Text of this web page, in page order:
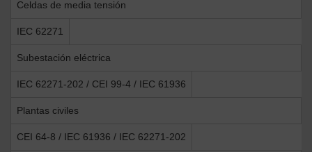
Celdas de media tensión
IEC 62271
Subestación eléctrica
IEC 62271-202 / CEI 99-4 / IEC 61936
Plantas civiles
CEI 64-8 / IEC 61936 / IEC 62271-202